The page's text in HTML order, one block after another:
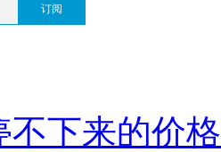
订阅
不下来的价